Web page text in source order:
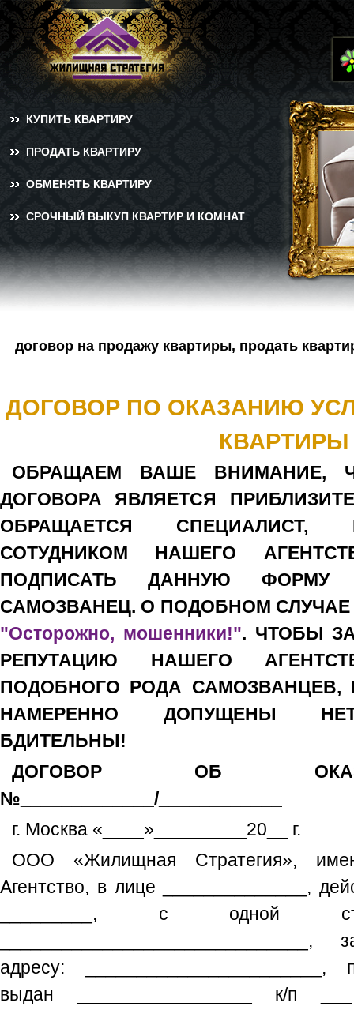
КУПИТЬ КВАРТИРУ
ПРОДАТЬ КВАРТИРУ
ОБМЕНЯТЬ КВАРТИРУ
СРОЧНЫЙ ВЫКУП КВАРТИР И КОМНАТ
договор на продажу квартиры, продать
ДОГОВОР ПО ОКАЗАНИЮ
КВАРТИРЫ
ОБРАЩАЕМ ВАШЕ ВНИМАНИЕ,
ДОГОВОРА ЯВЛЯЕТСЯ
ОБРАЩАЕТСЯ СПЕЦИАЛИСТ,
СОТУДНИКОМ НАШЕГО
ПОДПИСАТЬ ДАННУЮ
САМОЗВАНЕЦ. О ПОДОБНОМ
"Осторожно, мошенники!". ЧТОБЫ
РЕПУТАЦИЮ НАШЕГО
ПОДОБНОГО РОДА
НАМЕРЕННО ДОПУЩЕНЫ
БДИТЕЛЬНЫ!
ДОГОВОР ОБ
№_____________/____________
г. Москва «____»_________20__ г.
ООО «Жилищная Стратегия»,
Агентство, в лице ______________,
_________, с одной
______________________________,
адресу: _______________________,
выдан _________________ к/п